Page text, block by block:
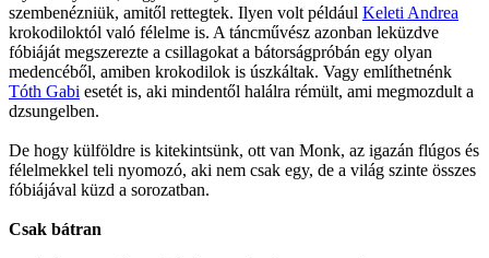
szembenézniük, amitől rettegtek. Ilyen volt például Keleti Andrea
krokodiloktól való félelme is. A táncművész azonban leküzdve
fóbiáját megszerezte a csillagokat a bátorságpróbán egy olyan
medencéből, amiben krokodilok is úszkáltak. Vagy említhetnénk
Tóth Gabi esetét is, aki mindentől halálra rémült, ami megmozdult a
dzsungelben.
De hogy külföldre is kitekintsünk, ott van Monk, az igazán flúgos és
félelmekkel teli nyomozó, aki nem csak egy, de a világ szinte összes
fóbiájával küzd a sorozatban.
Csak bátran